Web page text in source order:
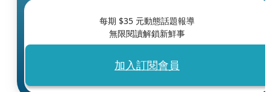
每期 $35 元動態話題報導
無限閱讀解鎖新鮮事
加入訂閱會員